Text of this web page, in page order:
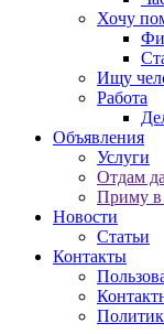
Хочу
Ищу
Работа
Объявления
Услуги
Отдам
Приму в
Новости
Статьи
Контакты